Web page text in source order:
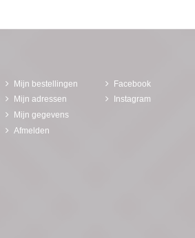
Mijn bestellingen
Mijn adressen
Mijn gegevens
Afmelden
Facebook
Instagram